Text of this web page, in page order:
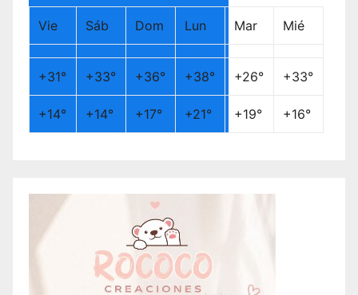
Vie Sáb Dom Lun Mar Mié
+31° +33° +36° +38° +26° +33°
+14° +14° +17° +21° +19° +16°